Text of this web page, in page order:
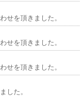
せを頂きました。
せを頂きました。
せを頂きました。
した。